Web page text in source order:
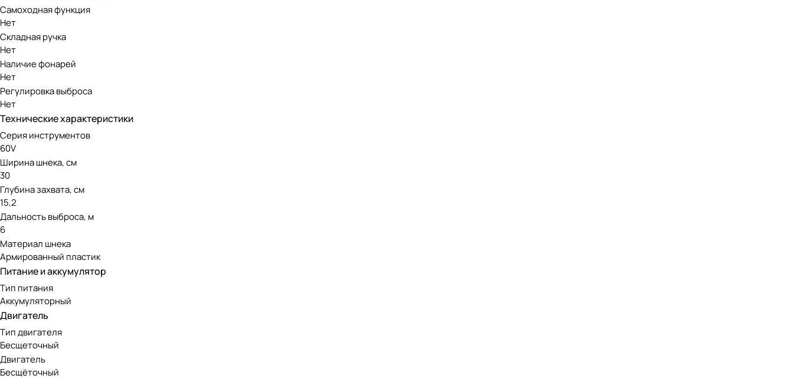
Снегоуборочная Greenworks GD60SS 60V 2602607 (30 см) бесщеточный аккумуляторный
снега. Имеет ширину шнека 30 см, глубину захвата 10 см, скорость вращения 1800 об/мин. Оснащена бесщеточным двигателем.
Особенности снегоуборочной лопаты Greenworks GD60SS 60V
Снегоуборочная лопата Greenworks GD60SS 60V идеально подойдет для очистки от снега территории перед домом, гаражом, а также веранд и дорожек!
Модель оснащена мощным бесщёточным двигателем DigiPro, который позволяет шнеку развивать скорость вращения 1800 об/мин. Ширина захвата снега —
30 см, высота захвата снега — 10 см.
Шнек снегоуборочной лопаты выполнен из мягкого и прочного армированного пластика, что позволяет не царапать и не повреждать декоративные покрытия.
Двигатель имеет защиту от перегрузок. Снегоуборщик работает от аккумулятора, не требует сложного обслуживания и включается нажатием всего одной
кнопки.
Бесщеточный двигатель DigiPro
Самоходная функция
Нет
Складная ручка
Нет
Наличие фонарей
Нет
Регулировка выброса
Нет
Технические характеристики
Серия инструментов
60V
Ширина шнека, см
30
Глубина захвата, см
15,2
Дальность выброса, м
6
Материал шнека
Армированный пластик
Питание и аккумулятор
Тип питания
Аккумуляторный
Двигатель
Тип двигателя
Бесщеточный
Двигатель
Бесщёточный